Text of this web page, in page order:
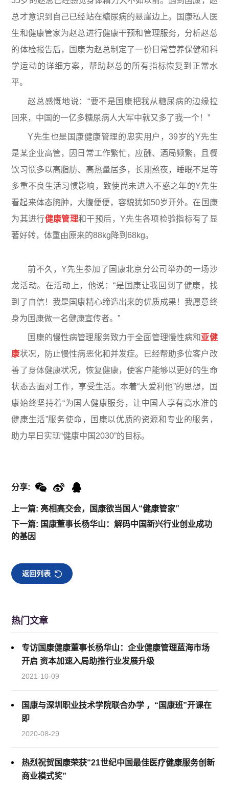
总才意识到自己已经站在糖尿病的悬崖边上。国康私人医
生和健康管家为赵总进行健康干预和管理服务，分析赵总
的体检报告后，国康为赵总制定了一份日常营养保健和科
学运动的详细方案，帮助赵总的所有指标恢复到正常水
平。
赵总感慨地说：“要不是国康把我从糖尿病的边缘拉
回来，中国的一亿多糖尿病人大军中就又多了我一个！”
Y先生也是国康健康管理的忠实用户，39岁的Y先生
是某企业高管，因日常工作繁忙，应酬、酒局频繁，且餐
饮习惯多以高脂肪、高热量居多，长期熬夜，睡眠不足等
多重不良生活习惯影响，致使尚未进入不惑之年的Y先生
看起来体态臃肿，大腹便便，容貌犹如50岁开外。在国康
为其进行健康管理和干预后，Y先生各项检验指标有了显
著好转，体重由原来的88kg降到68kg。
前不久，Y先生参加了国康北京分公司举办的一场沙
龙活动。在活动上，他说：“是国康让我回到了健康，找
到了自信！我是国康精心缔造出来的优质成果！我愿意终
身为国康做一名健康宣传者。”
国康的慢性病管理服务致力于全面管理慢性病和亚健
康状况，防止慢性病恶化和并发症。已经帮助多位客户改
善了身体健康状况，恢复健康，使客户能够以更好的生命
状态去面对工作，享受生活。本着“大爱利他”的思想，国
康始终坚持着“为国人健康服务，让中国人享有高水准的
健康生活”服务使命，国康以优质的资源和专业的服务，
助力早日实现“健康中国2030”的目标。
上一篇: 亮相高交会，国康欲当国人“健康管家”
下一篇: 国康董事长杨华山：解码中国新兴行业创业成功
的基因
分享:
返回列表
热门文章
专访国康健康董事长杨华山：企业健康管理蓝海市场
开启 资本加速入局助推行业发展升级
2021-10-09
国康与深圳职业技术学院联合办学 ，“国康班”开课在
即
2020-08-29
热烈祝贺国康荣获“21世纪中国最佳医疗健康服务创新
商业模式奖”